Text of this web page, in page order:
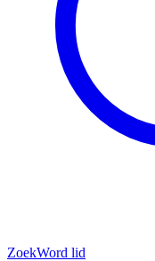
ZoekWord lid